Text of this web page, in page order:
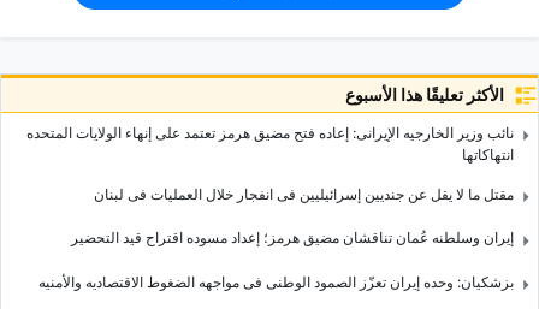
الأكثر تعليقًا هذا الأسبوع
نائب وزیر الخارجیه الإیرانی: إعاده فتح مضیق هرمز تعتمد على إنهاء الولایات المتحده
انتهاکاتها
مقتل ما لا یقل عن جندیین إسرائیلیین فی انفجار خلال العملیات فی لبنان
إیران وسلطنه عُمان تناقشان مضیق هرمز؛ إعداد مسوده اقتراح قید التحضیر
بزشکیان: وحده إیران تعزّز الصمود الوطنی فی مواجهه الضغوط الاقتصادیه والأمنیه